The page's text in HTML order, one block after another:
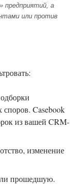
предприятий, а
или против
Casebook
из вашей CRM-
изменение
прошедшую.